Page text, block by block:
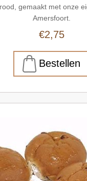
gemaakt met onze
Amersfoort.
€2,75